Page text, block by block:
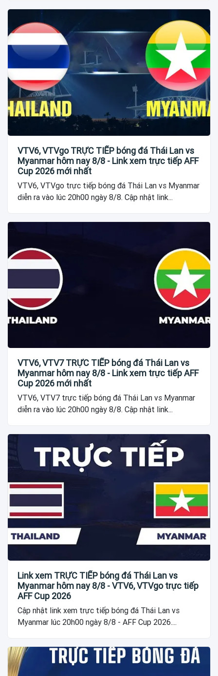
VTV6, VTVgo TRỰC TIẾP bóng đá Thái Lan vs
Myanmar hôm nay 8/8 - Link xem trực tiếp AFF
Cup 2026 mới nhất
VTV6, VTVgo trực tiếp bóng đá Thái Lan vs Myanmar
diễn ra vào lúc 20h00 ngày 8/8. Cập nhật link...
VTV6, VTV7 TRỰC TIẾP bóng đá Thái Lan vs
Myanmar hôm nay 8/8 - Link xem trực tiếp AFF
Cup 2026 mới nhất
VTV6, VTV7 trực tiếp bóng đá Thái Lan vs Myanmar
diễn ra vào lúc 20h00 ngày 8/8. Cập nhật link...
Link xem TRỰC TIẾP bóng đá Thái Lan vs
Myanmar hôm nay 8/8 - VTV6, VTVgo trực tiếp
AFF Cup 2026
Cập nhật link xem trực tiếp bóng đá Thái Lan vs
Myanmar lúc 20h00 ngày 8/8 - AFF Cup 2026....